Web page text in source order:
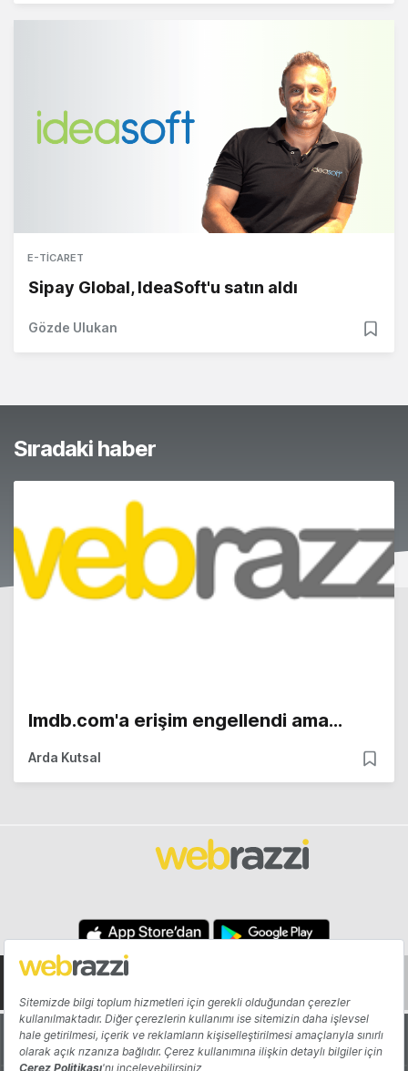
E-TICARET
Sipay Global, IdeaSoft'u satın aldı
Gözde Ulukan
Sıradaki haber
Imdb.com'a erişim engellendi ama...
Arda Kutsal
Hakkında Yazarlar